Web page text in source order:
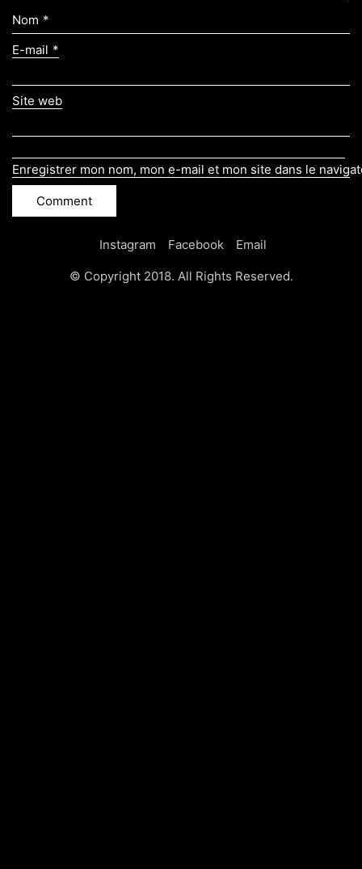
Nom *
E-mail *
Site web
Enregistrer mon nom, mon e-mail et mon site dans le
Instagram Facebook Email
© Copyright 2018. All Rights Reserved.